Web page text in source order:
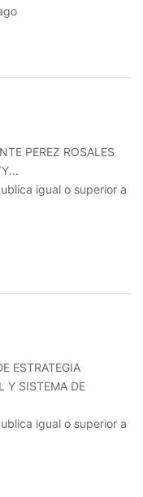
PEREZ ROSALES
igual o superior a
ESTRATEGIA
Y SISTEMA DE
igual o superior a